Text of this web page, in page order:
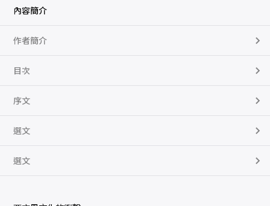
內容簡介
作者簡介
目次
序文
選文
選文